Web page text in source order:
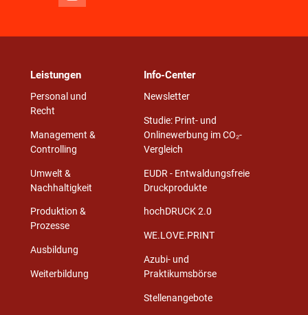
Leistungen
Personal und
Recht
Management &
Controlling
Umwelt &
Nachhaltigkeit
Produktion &
Prozesse
Ausbildung
Weiterbildung
Info-Center
Newsletter
Studie: Print- und
Onlinewerbung im CO₂-
Vergleich
EUDR - Entwaldungsfreie
Druckprodukte
hochDRUCK 2.0
WE.LOVE.PRINT
Azubi- und
Praktikumsbörse
Stellenangebote